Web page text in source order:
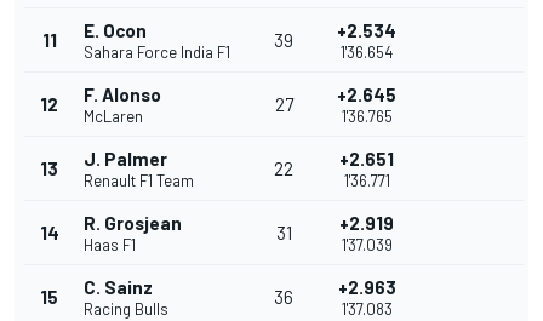
11 E. Ocon
Sahara Force India F1
39 +2.534
1'36.654
12 F. Alonso
McLaren
27 +2.645
1'36.765
13 J. Palmer
Renault F1 Team
22 +2.651
1'36.771
14 R. Grosjean
Haas F1
31 +2.919
1'37.039
15 C. Sainz
Racing Bulls
36 +2.963
1'37.083